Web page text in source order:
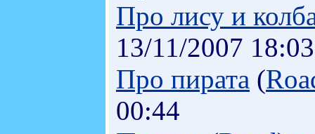
Про лису и
13/11/2007 18:03
Про пирата (
00:44